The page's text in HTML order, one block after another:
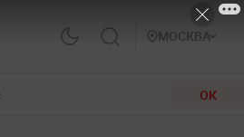
МОСКВА
ОК